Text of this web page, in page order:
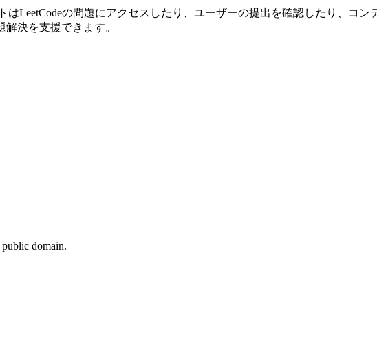
はLeetCodeの問題にアクセスしたり、ユーザーの提出を確認したり、コ
決を支援できます。
domain.